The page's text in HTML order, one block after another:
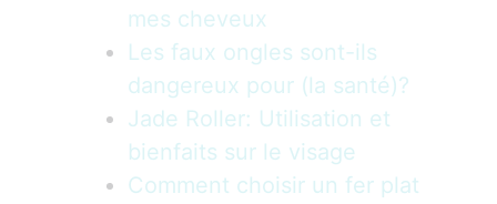
mes cheveux
Les faux ongles sont-ils
dangereux pour (la santé)?
Jade Roller: Utilisation et
bienfaits sur le visage
Comment choisir un fer plat